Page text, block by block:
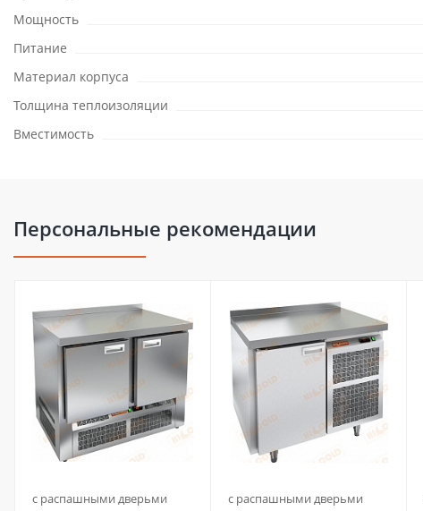
Мощность
Питание
Материал корпуса
Толщина теплоизоляции
Вместимость
Персональные рекомендации
с распашными дверьми с распашными дверьми